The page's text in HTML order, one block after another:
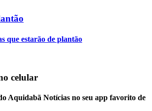
que estarão de plantão
celular
Aquidabã Notícias no seu app favorito de